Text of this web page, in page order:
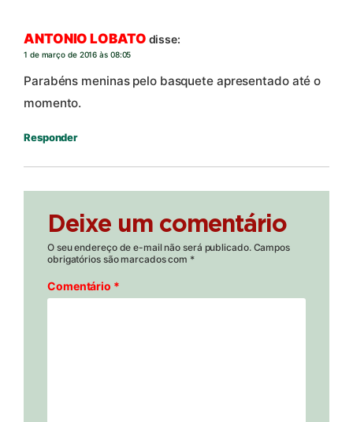
ANTONIO LOBATO disse:
1 de março de 2016 às 08:05
Parabéns meninas pelo basquete apresentado até o
momento.
Responder
Deixe um comentário
O seu endereço de e-mail não será publicado. Campos
obrigatórios são marcados com *
Comentário *